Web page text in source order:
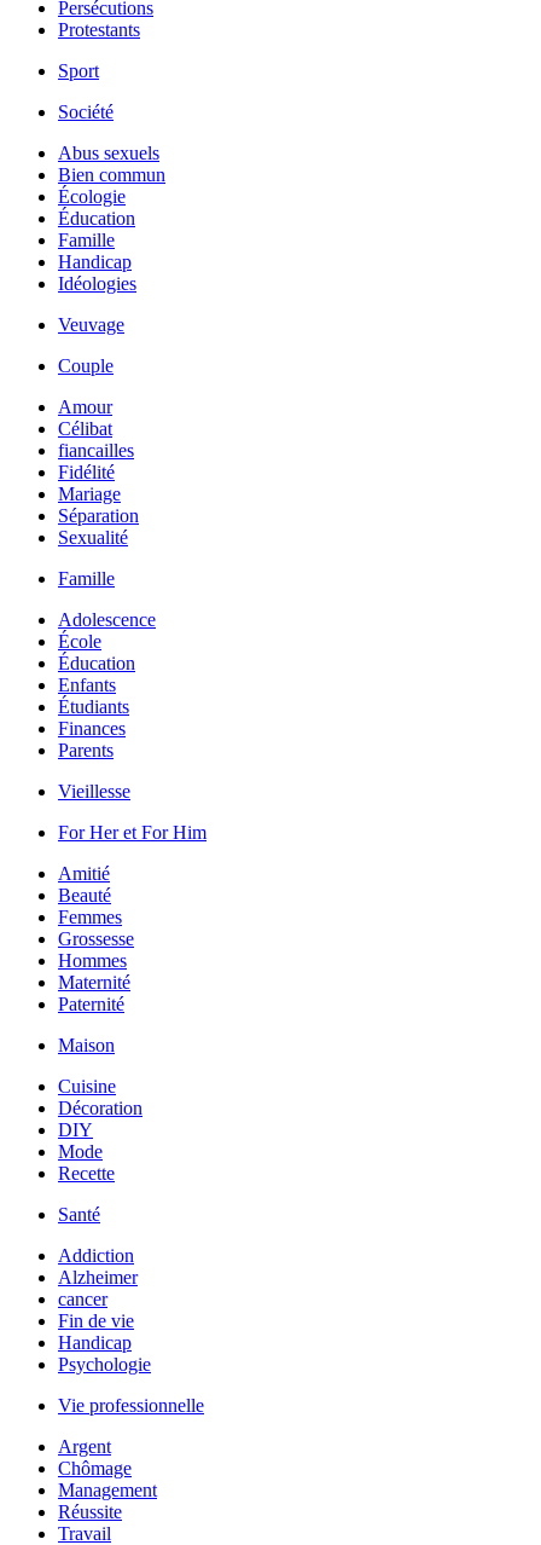
Persécutions
Protestants
Sport
Société
Abus sexuels
Bien commun
Écologie
Éducation
Famille
Handicap
Idéologies
Veuvage
Couple
Amour
Célibat
fiancailles
Fidélité
Mariage
Séparation
Sexualité
Famille
Adolescence
École
Éducation
Enfants
Étudiants
Finances
Parents
Vieillesse
For Her et For Him
Amitié
Beauté
Femmes
Grossesse
Hommes
Maternité
Paternité
Maison
Cuisine
Décoration
DIY
Mode
Recette
Santé
Addiction
Alzheimer
cancer
Fin de vie
Handicap
Psychologie
Vie professionnelle
Argent
Chômage
Management
Réussite
Travail